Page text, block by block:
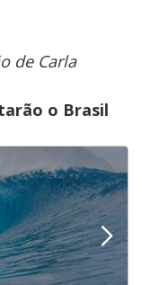
de Carla
o Brasil